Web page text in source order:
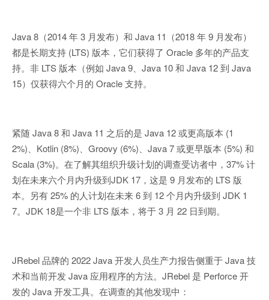
Java 8（2014 年 3 月发布）和 Java 11（2018 年 9 月发布）
都是长期支持 (LTS) 版本，它们获得了 Oracle 多年的产品支
持。非 LTS 版本（例如 Java 9、Java 10 和 Java 12 到 Java
15）仅获得六个月的 Oracle 支持。
紧随 Java 8 和 Java 11 之后的是 Java 12 或更高版本 (1
2%)、Kotlin (8%)、Groovy (6%)、Java 7 或更早版本 (5%) 和
Scala (3%)。在了解其组织升级计划的调查受访者中，37% 计
划在未来六个月内升级到JDK 17，这是 9 月发布的 LTS 版
本。另有 25% 的人计划在未来 6 到 12 个月内升级到 JDK 1
7。JDK 18是一个非 LTS 版本，将于 3 月 22 日到期。
JRebel 品牌的 2022 Java 开发人员生产力报告侧重于 Java 技
术和当前开发 Java 应用程序的方法。JRebel 是 Perforce 开
发的 Java 开发工具。在调查的其他发现中：